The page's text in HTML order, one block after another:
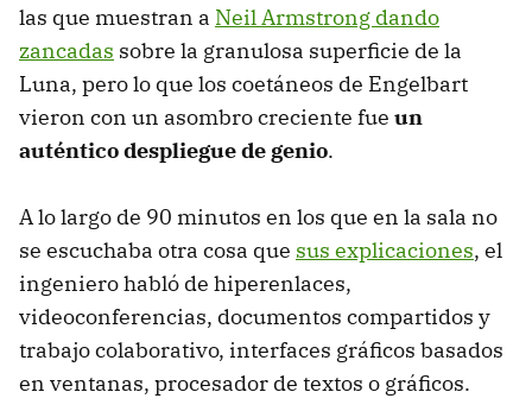
las que muestran a Neil Armstrong dando
zancadas sobre la granulosa superficie de la
Luna, pero lo que los coetáneos de Engelbart
vieron con un asombro creciente fue un
auténtico despliegue de genio.
A lo largo de 90 minutos en los que en la sala no
se escuchaba otra cosa que sus explicaciones, el
ingeniero habló de hiperenlaces,
videoconferencias, documentos compartidos y
trabajo colaborativo, interfaces gráficos basados
en ventanas, procesador de textos o gráficos.